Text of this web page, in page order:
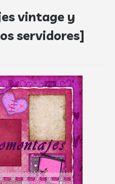
vintage y
servidores]